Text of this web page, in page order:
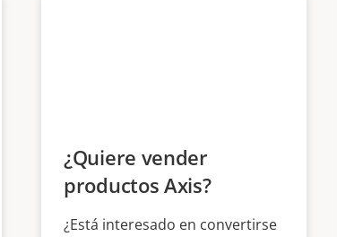
¿Quiere vender
productos Axis?
¿Está interesado en convertirse